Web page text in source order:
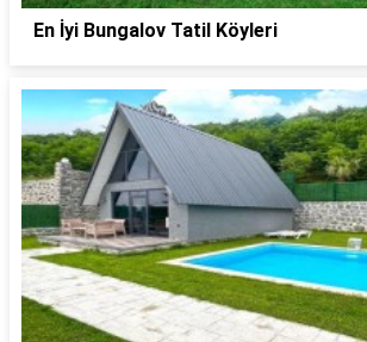
En İyi Bungalov Tatil Köyleri